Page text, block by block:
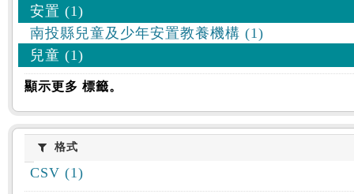
安置 (1)
南投縣兒童及少年安置教養機構 (1)
兒童 (1)
顯示更多 標籤。
格式格式
CSV (1)